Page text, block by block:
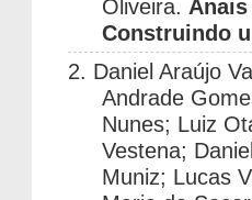
Oliveira.
Construindo
2. Daniel Araújo
Andrade
Nunes; Luiz
Vestena;
Muniz; Lucas